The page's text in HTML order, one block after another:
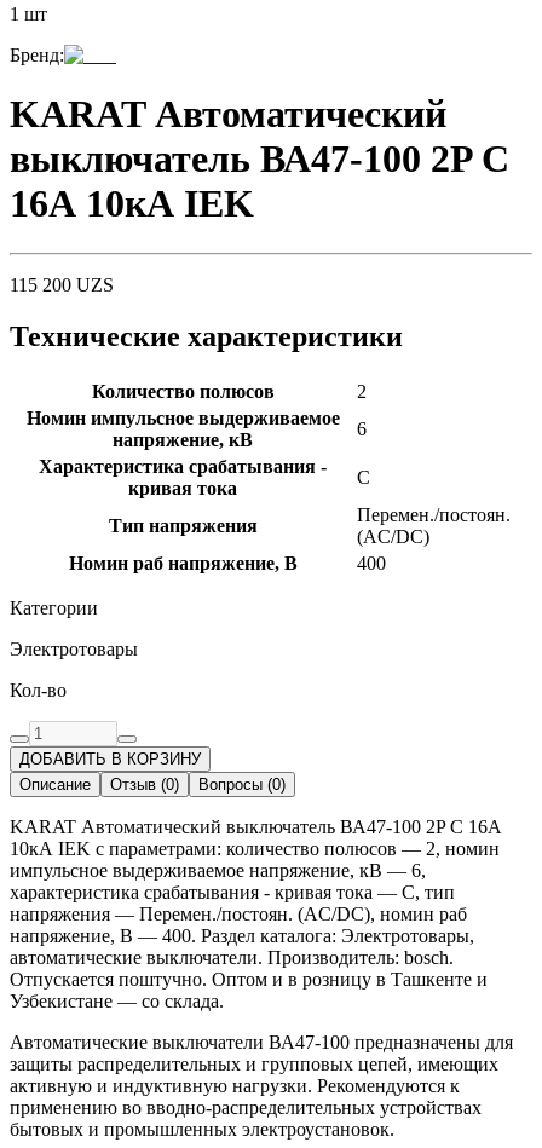
1 шт
Бренд:
KARAT Автоматический
выключатель ВА47-100 2P C
16А 10кА IEK
115 200 UZS
Технические характеристики
Количество полюсов
2
Номин импульсное выдерживаемое
напряжение, кВ
6
Характеристика срабатывания -
кривая тока
C
Тип напряжения
Перемен./постоян.
(AC/DC)
Номин раб напряжение, В
400
Категории
Электротовары
Кол-во
ДОБАВИТЬ В КОРЗИНУ
Описание
Отзыв (0) Вопросы (0)
KARAT Автоматический выключатель ВА47-100 2P C 16А
10кА IEK с параметрами: количество полюсов — 2, номин
импульсное выдерживаемое напряжение, кВ — 6,
характеристика срабатывания - кривая тока — C, тип
напряжения — Перемен./постоян. (AC/DC), номин раб
напряжение, В — 400. Раздел каталога: Электротовары,
автоматические выключатели. Производитель: bosch.
Отпускается поштучно. Оптом и в розницу в Ташкенте и
Узбекистане — со склада.
Автоматические выключатели ВА47-100 предназначены для
защиты распределительных и групповых цепей, имеющих
активную и индуктивную нагрузки. Рекомендуются к
применению во вводно-распределительных устройствах
бытовых и промышленных электроустановок.